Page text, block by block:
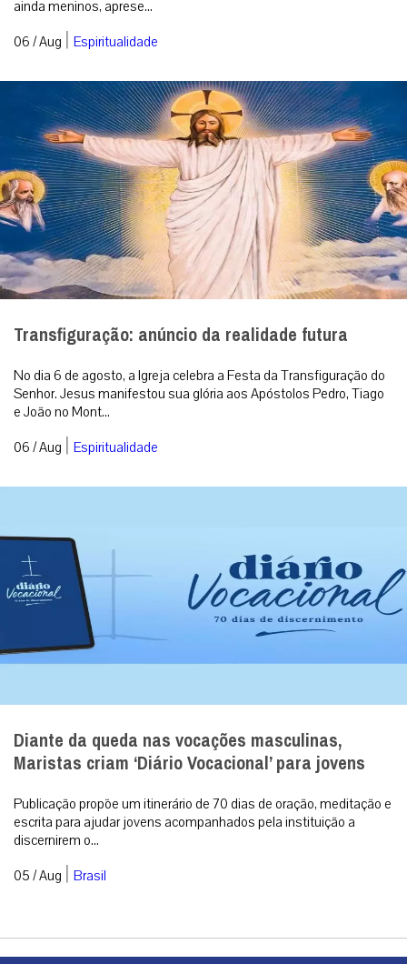
ainda meninos, aprese...
06 / Aug | Espiritualidade
Transfiguração: anúncio da realidade futura
No dia 6 de agosto, a Igreja celebra a Festa da Transfiguração do
Senhor. Jesus manifestou sua glória aos Apóstolos Pedro, Tiago
e João no Mont...
06 / Aug | Espiritualidade
Diante da queda nas vocações masculinas,
Maristas criam ‘Diário Vocacional’ para jovens
Publicação propõe um itinerário de 70 dias de oração, meditação e
escrita para ajudar jovens acompanhados pela instituição a
discernirem o...
05 / Aug | Brasil